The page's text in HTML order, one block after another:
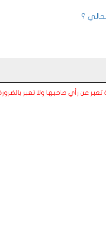
؟
تعبر عن رأي صاحبها ولا تعبر